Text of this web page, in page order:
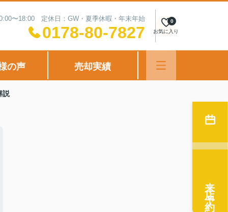
〜18:00 定休日：GW・夏季休暇・年末年始
0178-80-7827 お気に入り
0
の声 売却実績
説
来店予約